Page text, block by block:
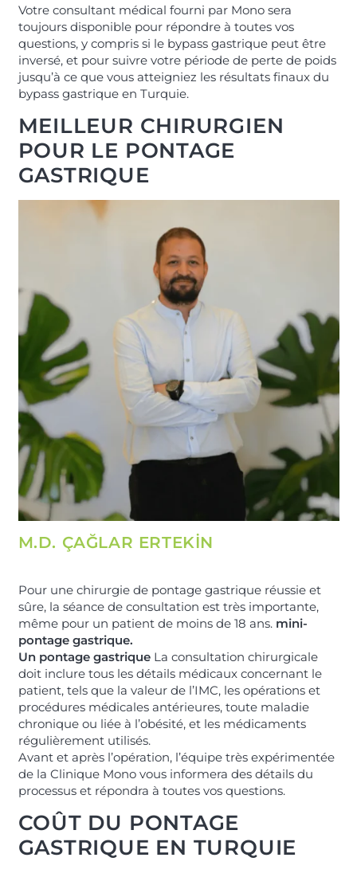
Votre consultant médical fourni par Mono sera
toujours disponible pour répondre à toutes vos
questions, y compris si le bypass gastrique peut être
inversé, et pour suivre votre période de perte de poids
jusqu’à ce que vous atteigniez les résultats finaux du
bypass gastrique en Turquie.
MEILLEUR CHIRURGIEN
POUR LE PONTAGE
GASTRIQUE
M.D. ÇAĞLAR ERTEKİN
Pour une chirurgie de pontage gastrique réussie et
sûre, la séance de consultation est très importante,
même pour un patient de moins de 18 ans. mini-
pontage gastrique.
Un pontage gastrique La consultation chirurgicale
doit inclure tous les détails médicaux concernant le
patient, tels que la valeur de l’IMC, les opérations et
procédures médicales antérieures, toute maladie
chronique ou liée à l’obésité, et les médicaments
régulièrement utilisés.
Avant et après l’opération, l’équipe très expérimentée
de la Clinique Mono vous informera des détails du
processus et répondra à toutes vos questions.
COÛT DU PONTAGE
GASTRIQUE EN TURQUIE